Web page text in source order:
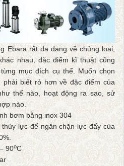
Ebara rất đa dạng về chủng loại,
nhau, đặc điểm kĩ thuật cũng
mục đích cụ thể. Muốn chọn
biết rỏ hơn về đặc điểm của
thế nào, hoạt động ra sao, sử
nào.
bơm bằng inox 304
lực để ngăn chặn lực đẩy của
90oC